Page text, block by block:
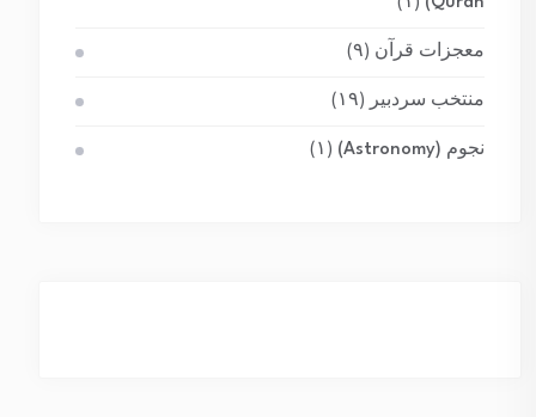
معجزات قرآن (۹)
منتخب سردبیر (۱۹)
نجوم (Astronomy) (۱)